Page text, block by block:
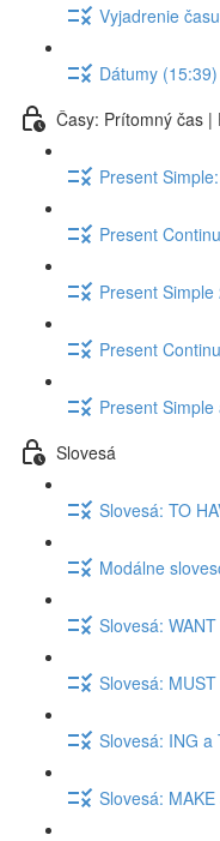
Vyjadrenie
Dátumy (15:39)
Časy: Prítomný čas |
Present
Present
Present
Present
Present
Slovesá
Slovesá: TO
Modálne
Slovesá:
Slovesá:
Slovesá: ING a
Slovesá: